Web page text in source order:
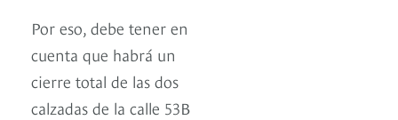
Por eso, debe tener en
cuenta que habrá un
cierre total de las dos
calzadas de la calle 53B